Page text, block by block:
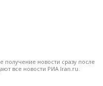
новости сразу после
все новости РИА Iran.ru.